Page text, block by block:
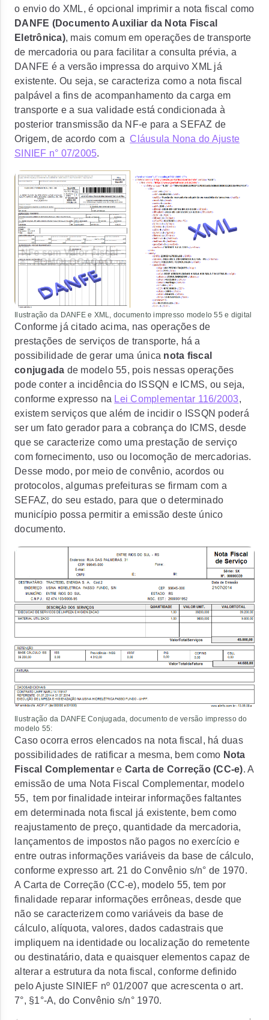
o envio do XML, é opcional imprimir a nota fiscal como
DANFE (Documento Auxiliar da Nota Fiscal
Eletrônica), mais comum em operações de transporte
de mercadoria ou para facilitar a consulta prévia, a
DANFE é a versão impressa do arquivo XML já
existente. Ou seja, se caracteriza como a nota fiscal
palpável a fins de acompanhamento da carga em
transporte e a sua validade está condicionada à
posterior transmissão da NF-e para a SEFAZ de
Origem, de acordo com aCláusula Nona do Ajuste
SINIEF n° 07/2005.
Ilustração da DANFE e XML, documento impresso modelo 55 e digital
Conforme já citado acima, nas operações de
prestações de serviços de transporte, há a
possibilidade de gerar uma única nota fiscal
conjugada de modelo 55, pois nessas operações
pode conter a incidência do ISSQN e ICMS, ou seja,
conforme expresso na Lei Complementar 116/2003,
existem serviços que além de incidir o ISSQN poderá
ser um fato gerador para a cobrança do ICMS, desde
que se caracterize como uma prestação de serviço
com fornecimento, uso ou locomoção de mercadorias.
Desse modo, por meio de convênio, acordos ou
protocolos, algumas prefeituras se firmam com a
SEFAZ, do seu estado, para que o determinado
município possa permitir a emissão deste único
documento.
Ilustração da DANFE Conjugada, documento de versão impresso do
modelo 55:
Caso ocorra erros elencados na nota fiscal, há duas
possibilidades de ratificar a mesma, bem como Nota
Fiscal Complementare Carta de Correção (CC-e). A
emissão de uma Nota Fiscal Complementar, modelo
55, tem por finalidade inteirar informações faltantes
em determinada nota fiscal já existente, bem como
reajustamento de preço, quantidade da mercadoria,
lançamentos de impostos não pagos no exercício e
entre outras informações variáveis da base de cálculo,
conforme expresso art. 21 do Convênio s/n° de 1970.
A Carta de Correção (CC-e), modelo 55, tem por
finalidade reparar informações errôneas, desde que
não se caracterizem como variáveis da base de
cálculo, alíquota, valores, dados cadastrais que
impliquem na identidade ou localização do remetente
ou destinatário, data e quaisquer elementos capaz de
alterar a estrutura da nota fiscal, conforme definido
pelo Ajuste SINIEF nº 01/2007 que acrescenta o art.
7°, §1°-A, do Convênio s/n° 1970.